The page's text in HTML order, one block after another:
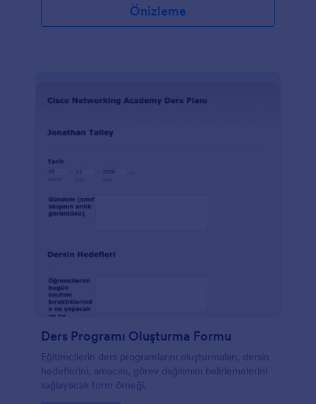
Önizleme
Ders Programı Oluşturma Formu
Eğitimcilerin ders programlarını oluşturmaları, dersin
hedeflerini, amacını, görev dağılımını belirlemelerini
sağlayacak form örneği.